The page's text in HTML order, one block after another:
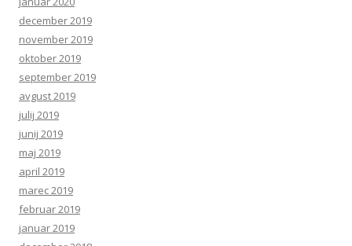
december 2019
november 2019
oktober 2019
september 2019
avgust 2019
julij 2019
junij 2019
maj 2019
april 2019
marec 2019
februar 2019
januar 2019